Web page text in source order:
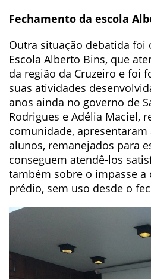
Fechamento da escola
Outra situação debatida foi
Escola Alberto Bins, que
da região da Cruzeiro e foi
suas atividades
anos ainda no governo de
Rodrigues e Adélia Maciel,
comunidade, apresentaram
alunos, remanejados para
conseguem atendê-los
também sobre o impasse a
prédio, sem uso desde o